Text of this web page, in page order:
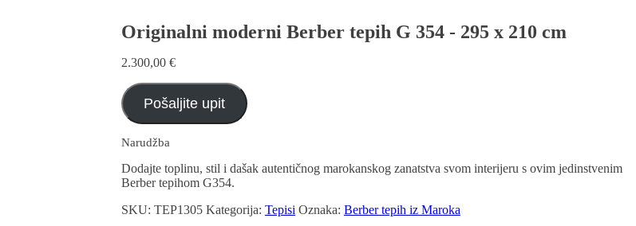
Originalni moderni Berber tepih G 354 - 295 x 210 cm
2.300,00 €
Pošaljite upit
Narudžba
Dodajte toplinu, stil i dašak autentičnog marokanskog zanatstva svom interijeru s ovim jedinstvenim
Berber tepihom G354.
SKU: TEP1305 Kategorija: Tepisi Oznaka: Berber tepih iz Maroka